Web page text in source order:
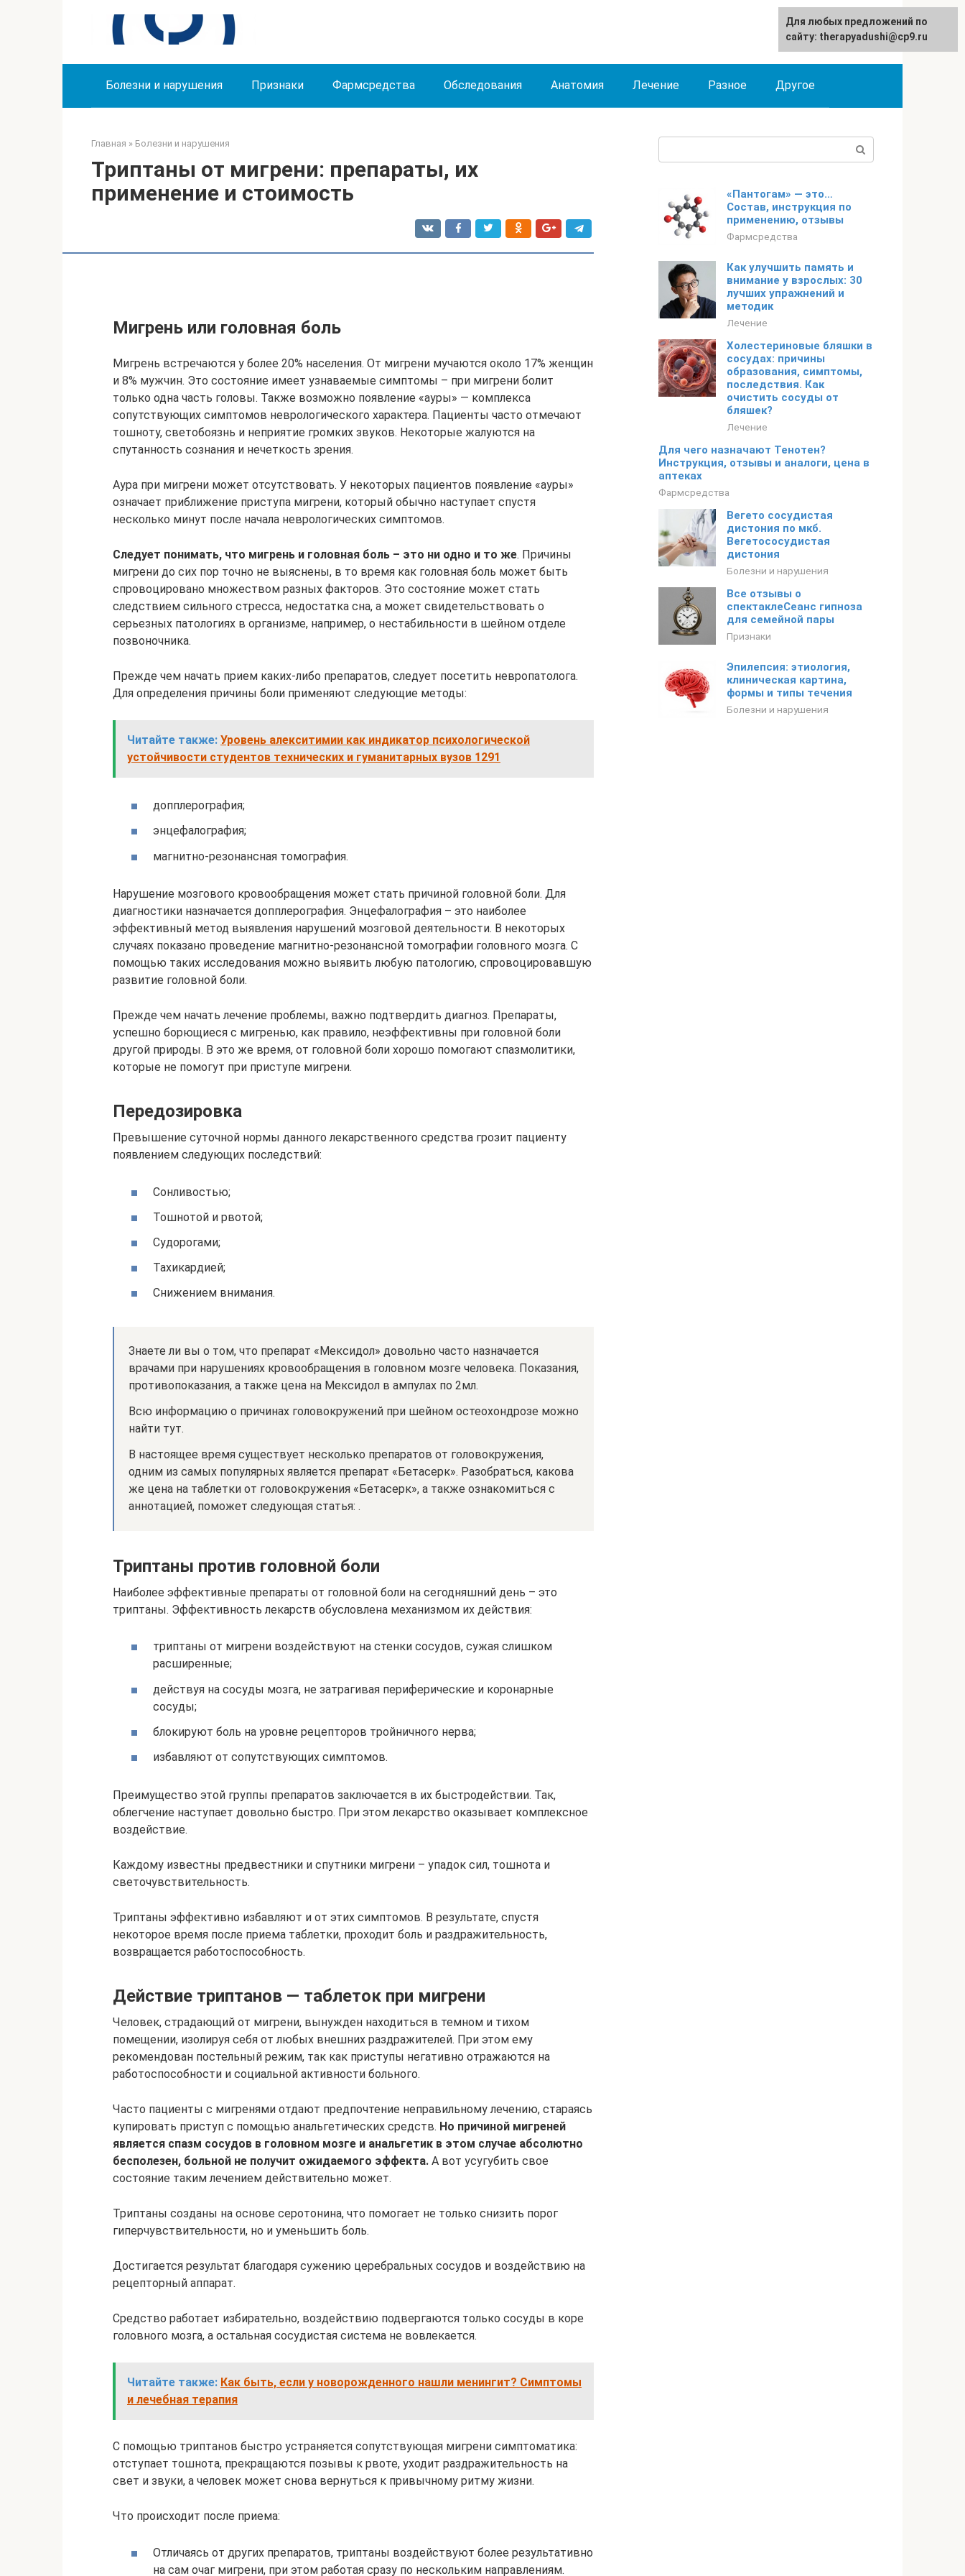
Болезни и нарушения Признаки Фармсредства Обследования Анатомия Лечение Разное Другое
Главная » Болезни и нарушения
Триптаны от мигрени: препараты, их
применение и стоимость
Мигрень или головная боль
Мигрень встречаются у более 20% населения. От мигрени мучаются около 17% женщин
и 8% мужчин. Это состояние имеет узнаваемые симптомы – при мигрени болит
только одна часть головы. Также возможно появление «ауры» — комплекса
сопутствующих симптомов неврологического характера. Пациенты часто отмечают
тошноту, светобоязнь и неприятие громких звуков. Некоторые жалуются на
спутанность сознания и нечеткость зрения.
Аура при мигрени может отсутствовать. У некоторых пациентов появление «ауры»
означает приближение приступа мигрени, который обычно наступает спустя
несколько минут после начала неврологических симптомов.
Следует понимать, что мигрень и головная боль – это ни одно и то же. Причины
мигрени до сих пор точно не выяснены, в то время как головная боль может быть
спровоцировано множеством разных факторов. Это состояние может стать
следствием сильного стресса, недостатка сна, а может свидетельствовать о
серьезных патологиях в организме, например, о нестабильности в шейном отделе
позвоночника.
Прежде чем начать прием каких-либо препаратов, следует посетить невропатолога.
Для определения причины боли применяют следующие методы:
Читайте также: Уровень алекситимии как индикатор психологической
устойчивости студентов технических и гуманитарных вузов 1291
допплерография;
энцефалография;
магнитно-резонансная томография.
Нарушение мозгового кровообращения может стать причиной головной боли. Для
диагностики назначается допплерография. Энцефалография – это наиболее
эффективный метод выявления нарушений мозговой деятельности. В некоторых
случаях показано проведение магнитно-резонансной томографии головного мозга. С
помощью таких исследования можно выявить любую патологию, спровоцировавшую
развитие головной боли.
Прежде чем начать лечение проблемы, важно подтвердить диагноз. Препараты,
успешно борющиеся с мигренью, как правило, неэффективны при головной боли
другой природы. В это же время, от головной боли хорошо помогают спазмолитики,
которые не помогут при приступе мигрени.
Передозировка
Превышение суточной нормы данного лекарственного средства грозит пациенту
появлением следующих последствий:
Сонливостью;
Тошнотой и рвотой;
Судорогами;
Тахикардией;
Снижением внимания.
Знаете ли вы о том, что препарат «Мексидол» довольно часто назначается
врачами при нарушениях кровообращения в головном мозге человека. Показания,
противопоказания, а также цена на Мексидол в ампулах по 2мл.
Всю информацию о причинах головокружений при шейном остеохондрозе можно
найти тут.
В настоящее время существует несколько препаратов от головокружения,
одним из самых популярных является препарат «Бетасерк». Разобраться, какова
же цена на таблетки от головокружения «Бетасерк», а также ознакомиться с
аннотацией, поможет следующая статья: .
Триптаны против головной боли
Наиболее эффективные препараты от головной боли на сегодняшний день – это
триптаны. Эффективность лекарств обусловлена механизмом их действия:
триптаны от мигрени воздействуют на стенки сосудов, сужая слишком
расширенные;
действуя на сосуды мозга, не затрагивая периферические и коронарные
сосуды;
блокируют боль на уровне рецепторов тройничного нерва;
избавляют от сопутствующих симптомов.
Преимущество этой группы препаратов заключается в их быстродействии. Так,
облегчение наступает довольно быстро. При этом лекарство оказывает комплексное
воздействие.
Каждому известны предвестники и спутники мигрени – упадок сил, тошнота и
светочувствительность.
Триптаны эффективно избавляют и от этих симптомов. В результате, спустя
некоторое время после приема таблетки, проходит боль и раздражительность,
возвращается работоспособность.
Действие триптанов — таблеток при мигрени
Человек, страдающий от мигрени, вынужден находиться в темном и тихом
помещении, изолируя себя от любых внешних раздражителей. При этом ему
рекомендован постельный режим, так как приступы негативно отражаются на
работоспособности и социальной активности больного.
Часто пациенты с мигренями отдают предпочтение неправильному лечению, стараясь
купировать приступ с помощью анальгетических средств. Но причиной мигреней
является спазм сосудов в головном мозге и анальгетик в этом случае абсолютно
бесполезен, больной не получит ожидаемого эффекта. А вот усугубить свое
состояние таким лечением действительно может.
Триптаны созданы на основе серотонина, что помогает не только снизить порог
гиперчувствительности, но и уменьшить боль.
Достигается результат благодаря сужению церебральных сосудов и воздействию на
рецепторный аппарат.
Средство работает избирательно, воздействию подвергаются только сосуды в коре
головного мозга, а остальная сосудистая система не вовлекается.
Читайте также: Как быть, если у новорожденного нашли менингит? Симптомы
и лечебная терапия
С помощью триптанов быстро устраняется сопутствующая мигрени симптоматика:
отступает тошнота, прекращаются позывы к рвоте, уходит раздражительность на
свет и звуки, а человек может снова вернуться к привычному ритму жизни.
Что происходит после приема:
Отличаясь от других препаратов, триптаны воздействуют более результативно
на сам очаг мигрени, при этом работая сразу по нескольким направлениям.
«Пантогам» — это…
Состав, инструкция по
применению, отзывы
Фармсредства
Как улучшить память и
внимание у взрослых: 30
лучших упражнений и
методик
Лечение
Холестериновые бляшки в
сосудах: причины
образования, симптомы,
последствия. Как
очистить сосуды от
бляшек?
Лечение
Для чего назначают Тенотен?
Инструкция, отзывы и аналоги, цена в
аптеках
Фармсредства
Вегето сосудистая
дистония по мкб.
Вегетососудистая
дистония
Болезни и нарушения
Все отзывы о
спектаклеСеанс гипноза
для семейной пары
Признаки
Эпилепсия: этиология,
клиническая картина,
формы и типы течения
Болезни и нарушения
Для любых предложений по
сайту: therapyadushi@cp9.ru